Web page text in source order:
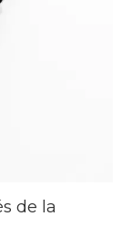
de la